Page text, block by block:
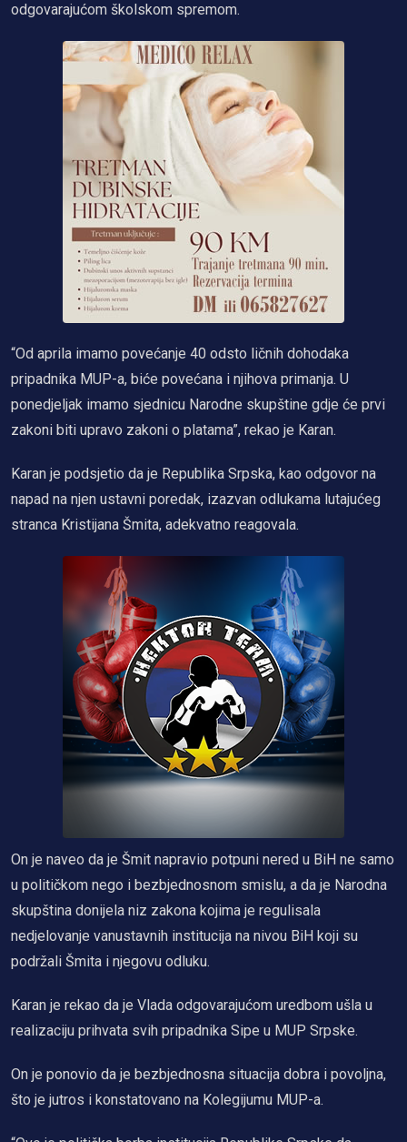
odgovarajućom školskom spremom.
“Od aprila imamo povećanje 40 odsto ličnih dohodaka
pripadnika MUP-a, biće povećana i njihova primanja. U
ponedjeljak imamo sjednicu Narodne skupštine gdje će prvi
zakoni biti upravo zakoni o platama”, rekao je Karan.
Karan je podsjetio da je Republika Srpska, kao odgovor na
napad na njen ustavni poredak, izazvan odlukama lutajućeg
stranca Kristijana Šmita, adekvatno reagovala.
On je naveo da je Šmit napravio potpuni nered u BiH ne samo
u političkom nego i bezbjednosnom smislu, a da je Narodna
skupština donijela niz zakona kojima je regulisala
nedjelovanje vanustavnih institucija na nivou BiH koji su
podržali Šmita i njegovu odluku.
Karan je rekao da je Vlada odgovarajućom uredbom ušla u
realizaciju prihvata svih pripadnika Sipe u MUP Srpske.
On je ponovio da je bezbjednosna situacija dobra i povoljna,
što je jutros i konstatovano na Kolegijumu MUP-a.